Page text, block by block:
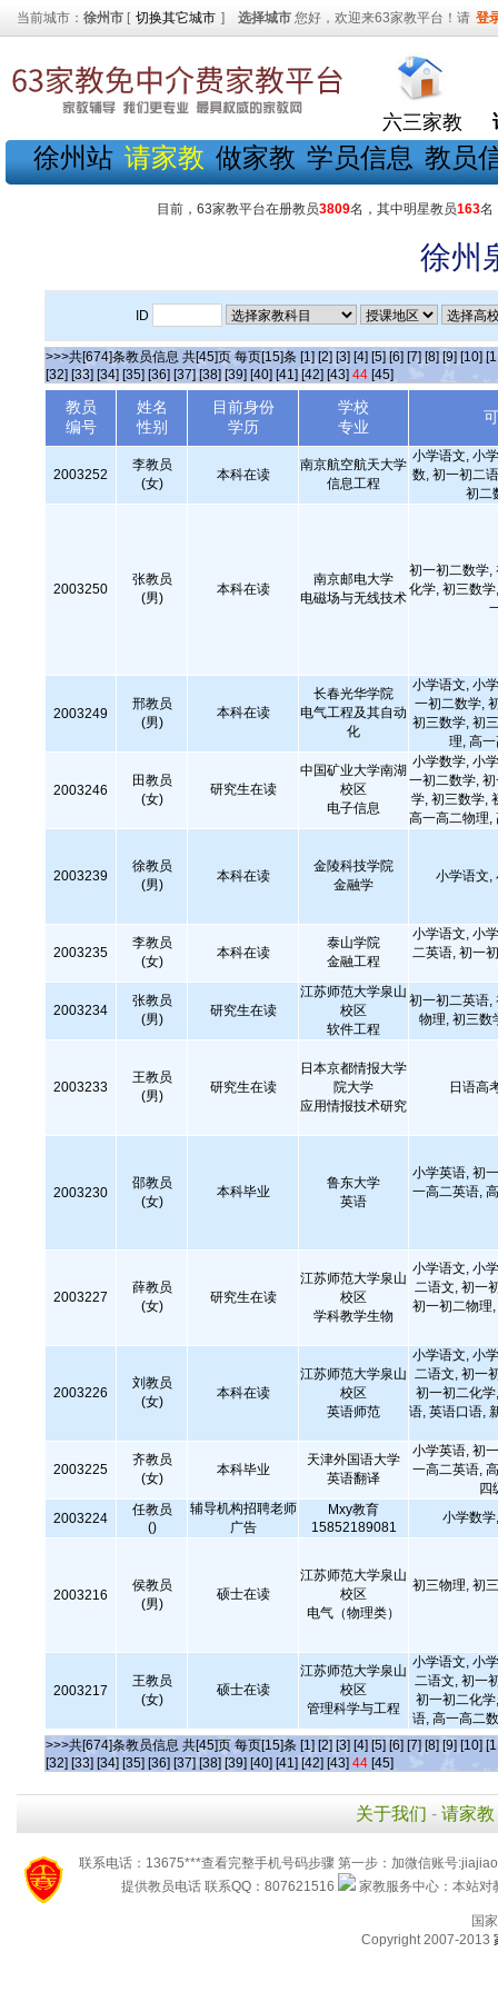
当前城市： 徐州市 [ 切换其它城市 ] 选择城市 您好，欢迎来63家教平台！请 登
六三家教
徐州站 请家教 做家教 学员信息 教员
目前，63家教平台在册教员3809名，其中明星教员163名
徐州
ID
>>>共[674]条教员信息 共[45]页 每页[15]条 [1] [2] [3] [4] [5] [6] [7] [8] [9] [10]
[32] [33] [34] [35] [36] [37] [38] [39] [40] [41] [42] [43] 44 [45]
教员
编号
姓名
性别
目前身份
学历
学校
专业
2003252
李教员
(女)
本科在读
南京航空航天大学
信息工程
小学语文, 小
数, 初一初二
初二
2003250
张教员
(男)
本科在读
南京邮电大学
电磁场与无线技术
初一初二数学,
化学, 初三数
2003249
邢教员
(男)
本科在读
长春光华学院
电气工程及其自动
化
小学语文, 小
一初二数学,
初三数学, 初
理, 高
2003246
田教员
(女)
研究生在读
中国矿业大学南湖
校区
电子信息
小学数学, 小
一初二数学,
学, 初三数学,
高一高二物理,
2003239
徐教员
(男)
本科在读
金陵科技学院
金融学
小学语文,
2003235
李教员
(女)
本科在读
泰山学院
金融工程
小学语文, 小
二英语, 初一
2003234
张教员
(男)
研究生在读
江苏师范大学泉山
校区
软件工程
初一初二英语,
物理, 初三数
2003233
王教员
(男)
研究生在读
日本京都情报大学
院大学
应用情报技术研究
日语高
2003230
邵教员
(女)
本科毕业
鲁东大学
英语
小学英语, 初
一高二英语,
2003227
薛教员
(女)
研究生在读
江苏师范大学泉山
校区
学科教学生物
小学语文, 小
二语文, 初一
初一初二物理
2003226
刘教员
(女)
本科在读
江苏师范大学泉山
校区
英语师范
小学语文, 小
二语文, 初一
初一初二化
语, 英语口语,
2003225
齐教员
(女)
本科毕业
天津外国语大学
英语翻译
小学英语, 初
一高二英语,
四
2003224
任教员
()
辅导机构招聘老师
广告
Mxy教育
15852189081
小学数
2003216
侯教员
(男)
硕士在读
江苏师范大学泉山
校区
电气（物理类）
初三物理, 初
2003217
王教员
(女)
硕士在读
江苏师范大学泉山
校区
管理科学与工程
小学语文, 小
二语文, 初一
初一初二化
语, 高一高二
>>>共[674]条教员信息 共[45]页 每页[15]条 [1] [2] [3] [4] [5] [6] [7] [8] [9] [10]
[32] [33] [34] [35] [36] [37] [38] [39] [40] [41] [42] [43] 44 [45]
关于我们 - 请家教
联系电话：13675***查看完整手机号码步骤 第一步：加微信账号
提供教员电话 联系QQ：807621516
家教服务中心：本站
国
Copyright 2007-2013